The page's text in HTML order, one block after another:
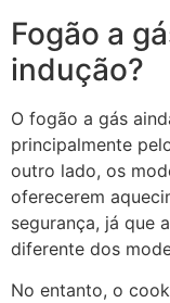
Fogão a
indução?
O fogão a gás
principalmente
outro lado, os
oferecerem
segurança, já que
diferente dos
No entanto, o